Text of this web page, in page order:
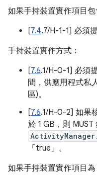
如果手持裝置實作項目包
[7.4.7/H-1-1] 必須
手持裝置實作方式：
[7.6.1/H-0-1] 必須
間，供應用程式私
區)。
[7.6.1/H-0-2] 如果
於 1 GB，則 MUST
「true」。
如果手持裝置實作項目為